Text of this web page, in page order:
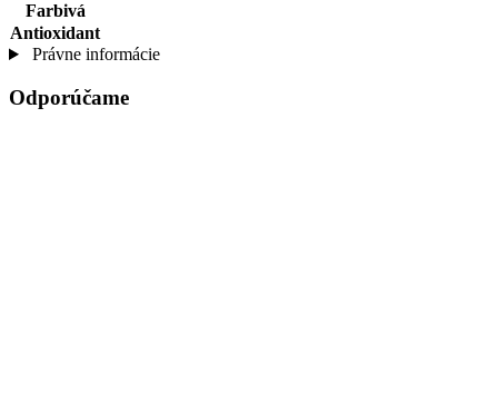
Farbivá
Antioxidant
Právne informácie
Odporúčame